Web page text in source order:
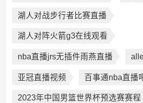
湖人对战步行者比赛直播
湖人对阵火箭g3在线观看
nba直播jrs无插件雨燕直播
亚冠直播视频 百事通nba直播
2023年中国男篮世界杯预选赛赛程